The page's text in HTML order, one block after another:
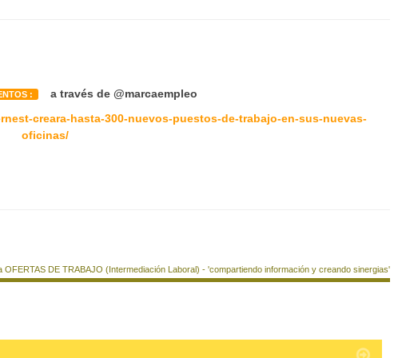
:
a través de @marcaempleo
creara-hasta-300-nuevos-puestos-de-trabajo-en-sus-nuevas-
oficinas/
OFERTAS DE TRABAJO (Intermediación Laboral) - 'compartiendo información y creando sinergias'